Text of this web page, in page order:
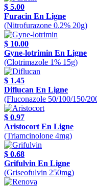
$ 5.00
Furacin En Ligne
(Nitrofurazone 0.2% 20g)
$ 10.00
Gyne-lotrimin En Ligne
(Clotrimazole 1% 15g)
$ 1.45
Diflucan En Ligne
(Fluconazole 50/100/150/
$ 0.97
Aristocort En Ligne
(Triamcinolone 4mg)
$ 0.68
Grifulvin En Ligne
(Griseofulvin 250mg)